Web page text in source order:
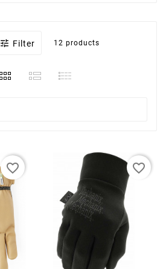
 Filter 12 products
favorite_border favorite_border